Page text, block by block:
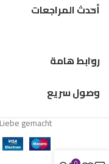
أحدث المراجعات
روابط هامة
وصول سريع
gemacht